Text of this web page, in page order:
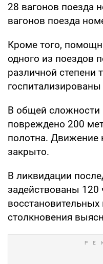
28 вагонов поезда
вагонов поезда
Кроме того,
одного из поездов
различной степени
В общей сложности
повреждено 200
полотна. Движение
закрыто.
В ликвидации
задействованы 120
столкновения